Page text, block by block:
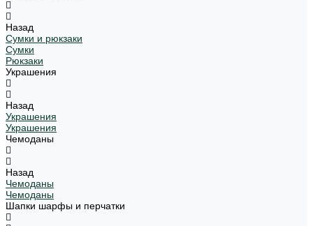
Назад
Сумки и рюкзаки
Сумки
Рюкзаки
Украшения
Назад
Украшения
Украшения
Чемоданы
Назад
Чемоданы
Чемоданы
Шапки шарфы и перчатки